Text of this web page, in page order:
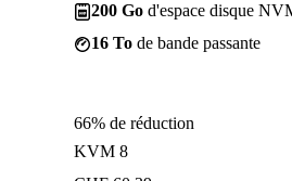
200 Go d'espace disque
16 To de bande passante
66% de réduction
KVM 8